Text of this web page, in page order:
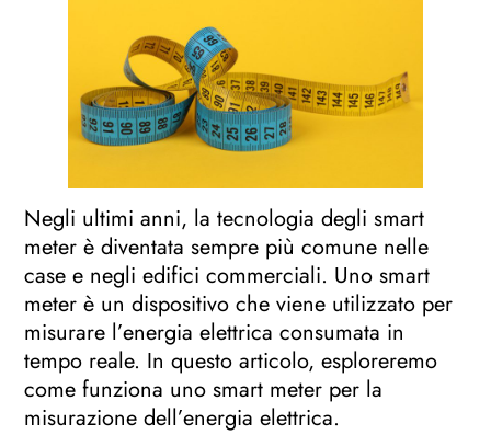
Negli ultimi anni, la tecnologia degli smart
meter è diventata sempre più comune nelle
case e negli edifici commerciali. Uno smart
meter è un dispositivo che viene utilizzato per
misurare l’energia elettrica consumata in
tempo reale. In questo articolo, esploreremo
come funziona uno smart meter per la
misurazione dell’energia elettrica.